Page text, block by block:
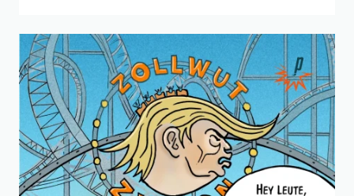
Beitrag " Ganz übel" öffnen